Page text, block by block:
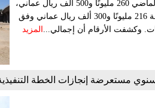
سجَّلت قيمة التداول العقاري في سلطنة عُمان حتى نهاية شهر يناير الماضي 260 مليونًا و500 ألف ريال عماني،
بارتفاع نسبته 20.4 بالمائة مقارنة بالفترة نفسها من عام 2022م والبالغة 216 مليونًا و300 ألف ريال عماني وفق
وكشفت الأرقام أن إجمالي...
المزيد
مستعرضة إنجازات الخطة التنفيذية